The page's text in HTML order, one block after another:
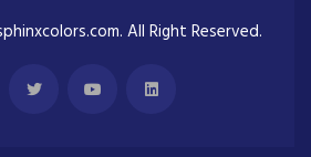
All Right Reserved.